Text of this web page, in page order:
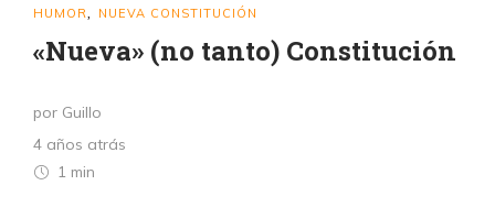
HUMOR NUEVA CONSTITUCIÓN
«Nueva» (no tanto) Constitución
por Guillo
4 años atrás
1 min